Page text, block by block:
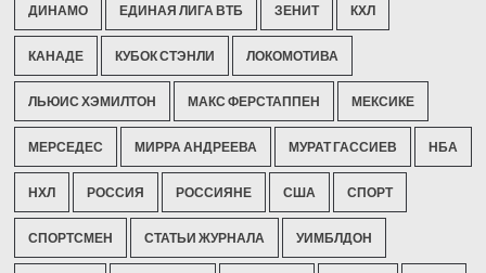
ДИНАМО ЕДИНАЯ ЛИГА ВТБ ЗЕНИТ КХЛ
КАНАДЕ КУБОК СТЭНЛИ ЛОКОМОТИВА
ЛЬЮИС ХЭМИЛТОН МАКС ФЕРСТАППЕН МЕКСИКЕ
МЕРСЕДЕС МИРРА АНДРЕЕВА МУРАТ ГАССИЕВ НБА
НХЛ РОССИЯ РОССИЯНЕ США СПОРТ
СПОРТСМЕН СТАТЬИ ЖУРНАЛА УИМБЛДОН